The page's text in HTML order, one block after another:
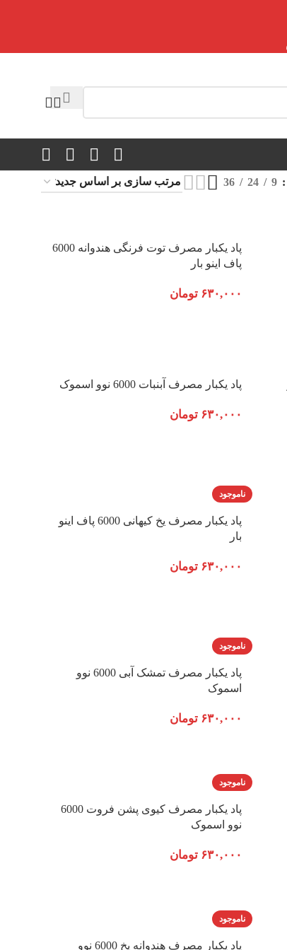
9
24
36
پاد یکبار مصرف توت فرنگی هندوانه 6000
پاف اینو بار
۶۳۰,۰۰۰ تومان
پاد یکبار مصرف آبنبات 6000 نوو اسموک
۶۳۰,۰۰۰ تومان
ناموجود
پاد یکبار مصرف یخ کیهانی 6000 پاف اینو
بار
۶۳۰,۰۰۰ تومان
ناموجود
پاد یکبار مصرف تمشک آبی 6000 نوو
اسموک
۶۳۰,۰۰۰ تومان
ناموجود
پاد یکبار مصرف کیوی پشن فروت 6000
نوو اسموک
۶۳۰,۰۰۰ تومان
ناموجود
پاد یکبار مصرف هندوانه یخ 6000 نوو